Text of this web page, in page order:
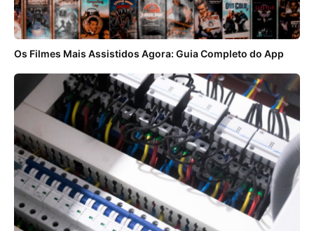
Os Filmes Mais Assistidos Agora: Guia Completo do App